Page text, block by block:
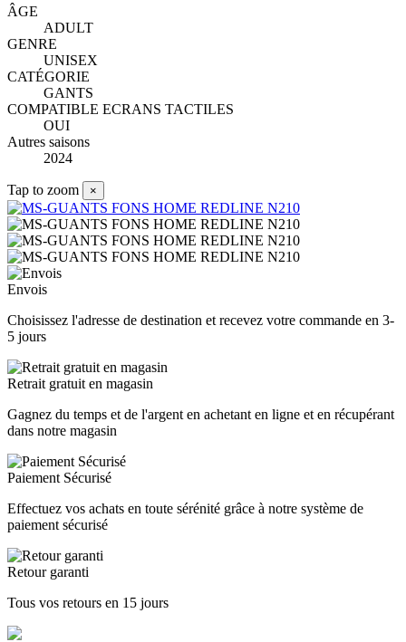
ÂGE
ADULT
GENRE
UNISEX
CATÉGORIE
GANTS
COMPATIBLE ECRANS TACTILES
OUI
Autres saisons
2024
Tap to zoom ×
Envois
Choisissez l'adresse de destination et recevez votre commande en 3-
5 jours
Retrait gratuit en magasin
Gagnez du temps et de l'argent en achetant en ligne et en récupérant
dans notre magasin
Paiement Sécurisé
Effectuez vos achats en toute sérénité grâce à notre système de
paiement sécurisé
Retour garanti
Tous vos retours en 15 jours